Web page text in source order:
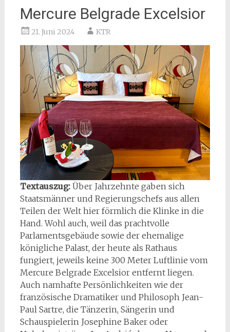
Mercure Belgrade Excelsior
21. Juni 2024 KTR
Textauszug: Über Jahrzehnte gaben sich
Staatsmänner und Regierungschefs aus allen
Teilen der Welt hier förmlich die Klinke in die
Hand. Wohl auch, weil das prachtvolle
Parlamentsgebäude sowie der ehemalige
königliche Palast, der heute als Rathaus
fungiert, jeweils keine 300 Meter Luftlinie vom
Mercure Belgrade Excelsior entfernt liegen.
Auch namhafte Persönlichkeiten wie der
französische Dramatiker und Philosoph Jean-
Paul Sartre, die Tänzerin, Sängerin und
Schauspielerin Josephine Baker oder